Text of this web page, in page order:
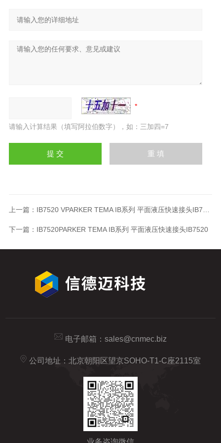
请输入计算结果（填写阿拉伯数字），如：三加四=7
上一篇： IB7520 VPARKER TEMA IB系列 平面液压快速接头IB7520 V
下一篇： IB7520PARKER TEMA IB系列 平面液压快速接头IB7520
电子邮箱： sales@cnmec.biz
公司地址：北京朝阳区望京SOHO-T1-C座2115室